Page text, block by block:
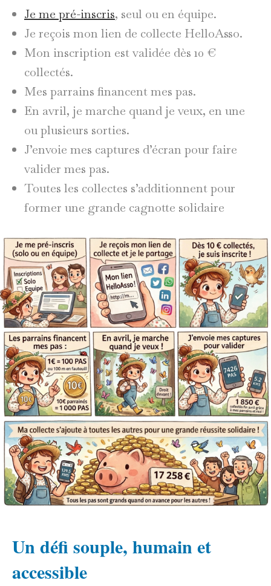
Je me pré-inscris, seul ou en équipe.
Je reçois mon lien de collecte HelloAsso.
Mon inscription est validée dès 10 €
collectés.
Mes parrains financent mes pas.
En avril, je marche quand je veux, en une
ou plusieurs sorties.
J’envoie mes captures d’écran pour faire
valider mes pas.
Toutes les collectes s’additionnent pour
former une grande cagnotte solidaire
Un défi souple, humain et
accessible